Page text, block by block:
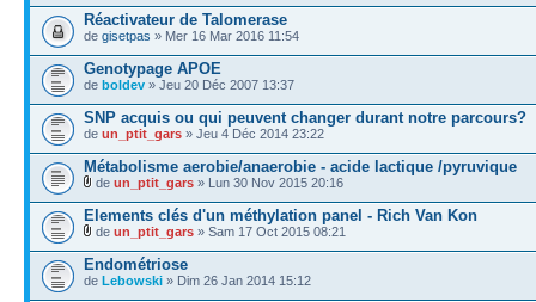
Réactivateur de Talomerase
de gisetpas » Mer 16 Mar 2016 11:54
Genotypage APOE
de boldev » Jeu 20 Déc 2007 13:37
SNP acquis ou qui peuvent changer durant notre parcours?
de un_ptit_gars » Jeu 4 Déc 2014 23:22
Métabolisme aerobie/anaerobie - acide lactique /pyruvique
de un_ptit_gars » Lun 30 Nov 2015 20:16
Elements clés d'un méthylation panel - Rich Van Kon
de un_ptit_gars » Sam 17 Oct 2015 08:21
Endométriose
de Lebowski » Dim 26 Jan 2014 15:12